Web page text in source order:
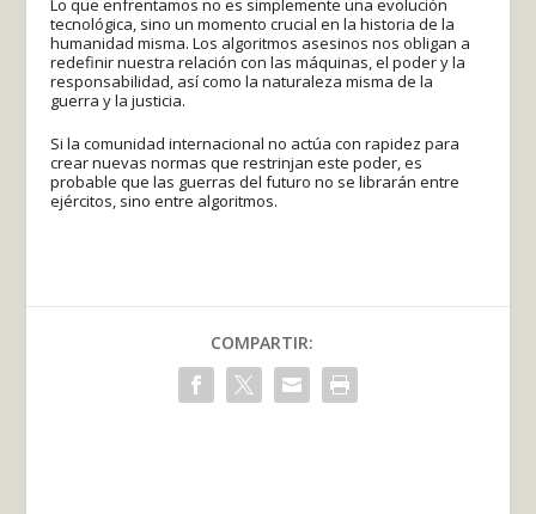
tecnológica, sino un momento crucial en la historia de la
humanidad misma. Los algoritmos asesinos nos obligan a
redefinir nuestra relación con las máquinas, el poder y la
responsabilidad, así como la naturaleza misma de la
guerra y la justicia.
Si la comunidad internacional no actúa con rapidez para
crear nuevas normas que restrinjan este poder, es
probable que las guerras del futuro no se librarán entre
ejércitos, sino entre algoritmos.
COMPARTIR: